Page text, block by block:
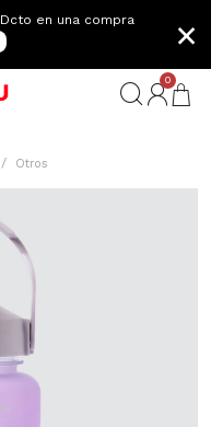
Dcto en una compra
×
0
Otros